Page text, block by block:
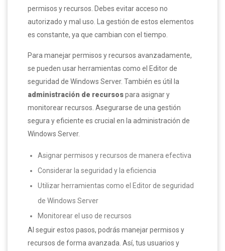
permisos y recursos. Debes evitar acceso no
autorizado y mal uso. La gestión de estos elementos
es constante, ya que cambian con el tiempo.
Para manejar permisos y recursos avanzadamente,
se pueden usar herramientas como el Editor de
seguridad de Windows Server. También es útil la
administración de recursospara asignar y
monitorear recursos. Asegurarse de una gestión
segura y eficiente es crucial en la administración de
Windows Server.
Asignar permisos y recursos de manera efectiva
Considerar la seguridad y la eficiencia
Utilizar herramientas como el Editor de seguridad
de Windows Server
Monitorear el uso de recursos
Al seguir estos pasos, podrás manejar permisos y
recursos de forma avanzada. Así, tus usuarios y